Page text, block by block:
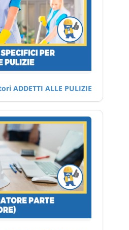
ADDETTI ALLE PULIZIE